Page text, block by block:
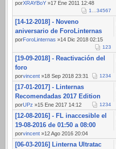
porXRAYBoY »17 Ene 2011 12:48
1 34567
[14-12-2018] - Noveno
aniversario de ForoLinternas
porForoLinternas »14 Dic 2018 02:15
123
[19-09-2018] - Reactivación del
foro
porvincent »18 Sep 2018 23:31 1234
[17-01-2017] - Linternas
Recomendadas 2017 Edition
porUPz »15 Ene 2017 14:12 1234
[12-08-2016] - FL inaccesible el
19-08-2016 de 01:50 a 08:00
porvincent »12 Ago 2016 20:04
[06-03-2016] Linterna Ultratac